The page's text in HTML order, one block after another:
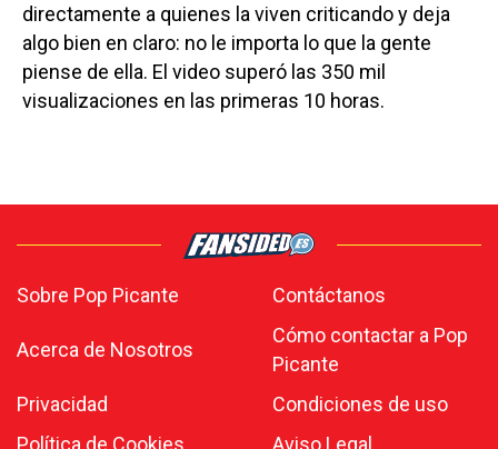
directamente a quienes la viven criticando y deja
algo bien en claro: no le importa lo que la gente
piense de ella. El video superó las 350 mil
visualizaciones en las primeras 10 horas.
Sobre Pop Picante Contáctanos
Acerca de Nosotros
Cómo contactar a Pop
Picante
Privacidad
Condiciones de uso
Política de Cookies
Aviso Legal